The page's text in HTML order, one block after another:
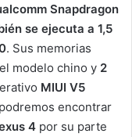
Snapdragon
se ejecuta a 1,5
. Sus memorias
modelo chino y 2
MIUI V5
encontrar
4 por su parte